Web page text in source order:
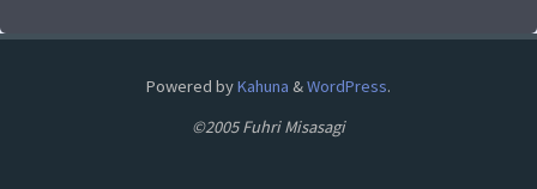
Powered byKahuna &WordPress.
©2005 Fuhri Misasagi